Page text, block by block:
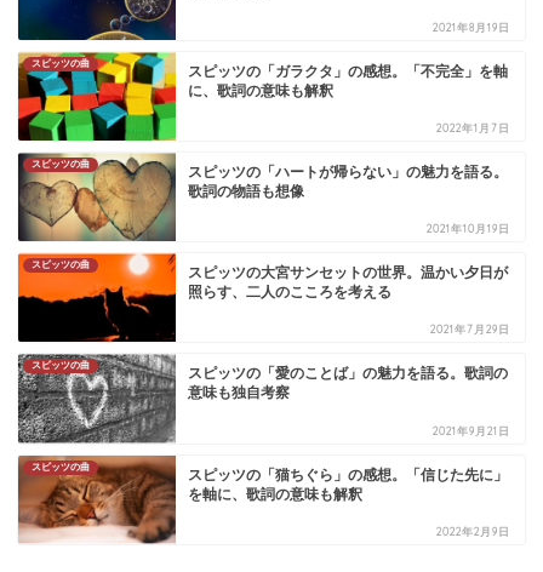
2021年8月19日
スピッツの曲
スピッツの「ガラクタ」の感想。「不完全」を軸
に、歌詞の意味も解釈
2022年1月7日
スピッツの曲
スピッツの「ハートが帰らない」の魅力を語る。
歌詞の物語も想像
2021年10月19日
スピッツの曲
スピッツの大宮サンセットの世界。温かい夕日が
照らす、二人のこころを考える
2021年7月29日
スピッツの曲
スピッツの「愛のことば」の魅力を語る。歌詞の
意味も独自考察
2021年9月21日
スピッツの曲
スピッツの「猫ちぐら」の感想。「信じた先に」
を軸に、歌詞の意味も解釈
2022年2月9日